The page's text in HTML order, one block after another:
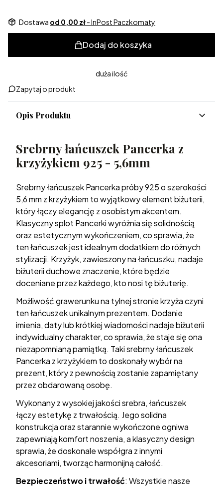
Dostawa od 0,00 zł- InPost Paczkomaty
Dodaj do koszyka
duża ilość
Zapytaj o produkt
Opis Produktu
Srebrny łańcuszek Pancerka z
krzyżykiem 925 - 5,6mm
Srebrny łańcuszek Pancerka próby 925 o szerokości
5,6 mm z krzyżykiem to wyjątkowy element biżuterii,
który łączy elegancję z osobistym akcentem.
Klasyczny splot Pancerki wyróżnia się solidnością
oraz estetycznym wykończeniem, co sprawia, że
ten łańcuszek jest idealnym dodatkiem do różnych
stylizacji. Krzyżyk, zawieszony na łańcuszku, nadaje
biżuterii duchowe znaczenie, które będzie
doceniane przez każdego, kto nosi tę biżuterię.
Możliwość grawerunku na tylnej stronie krzyża czyni
ten łańcuszek unikalnym prezentem. Dodanie
imienia, daty lub krótkiej wiadomości nadaje biżuterii
indywidualny charakter, co sprawia, że staje się ona
niezapomnianą pamiątką. Taki srebrny łańcuszek
Pancerka z krzyżykiem to doskonały wybór na
prezent, który z pewnością zostanie zapamiętany
przez obdarowaną osobę.
Wykonany z wysokiej jakości srebra, łańcuszek
łączy estetykę z trwałością. Jego solidna
konstrukcja oraz starannie wykończone ogniwa
zapewniają komfort noszenia, a klasyczny design
sprawia, że doskonale współgra z innymi
akcesoriami, tworząc harmonijną całość.
Bezpieczeństwo i trwałość: Wszystkie nasze